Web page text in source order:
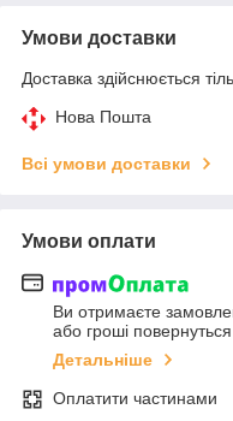
Умови доставки
Доставка здійснюється
Нова Пошта
Всі умови доставки
Умови оплати
Ви отримаєте
або гроші
Детальніше
Оплатити частинами